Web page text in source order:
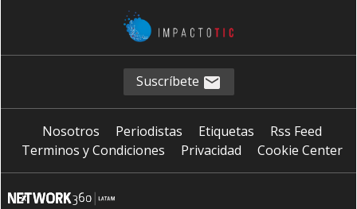
Suscríbete
Nosotros Periodistas Etiquetas
Rss Feed
Terminos y Condiciones
Privacidad Cookie Center